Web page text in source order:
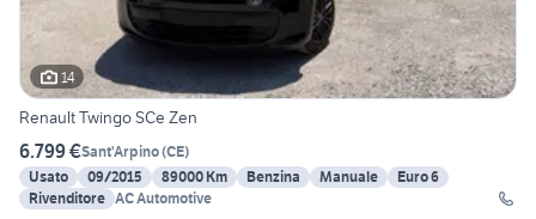
14
Renault Twingo SCe Zen
6.799 €Sant'Arpino(CE)
Usato
09/2015 89000 Km Benzina Manuale
Euro 6
Rivenditore AC Automotive